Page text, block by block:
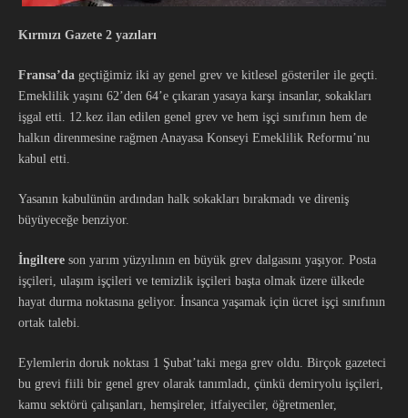
Kırmızı Gazete 2 yazıları
Fransa’da geçtiğimiz iki ay genel grev ve kitlesel gösteriler ile geçti.
Emeklilik yaşını 62’den 64’e çıkaran yasaya karşı insanlar, sokakları
işgal etti. 12.kez ilan edilen genel grev ve hem işçi sınıfının hem de
halkın direnmesine rağmen Anayasa Konseyi Emeklilik Reformu’nu
kabul etti.
Yasanın kabulünün ardından halk sokakları bırakmadı ve direniş
büyüyeceğe benziyor.
İngiltere son yarım yüzyılının en büyük grev dalgasını yaşıyor. Posta
işçileri, ulaşım işçileri ve temizlik işçileri başta olmak üzere ülkede
hayat durma noktasına geliyor. İnsanca yaşamak için ücret işçi sınıfının
ortak talebi.
Eylemlerin doruk noktası 1 Şubat’taki mega grev oldu. Birçok gazeteci
bu grevi fiili bir genel grev olarak tanımladı, çünkü demiryolu işçileri,
kamu sektörü çalışanları, hemşireler, itfaiyeciler, öğretmenler,